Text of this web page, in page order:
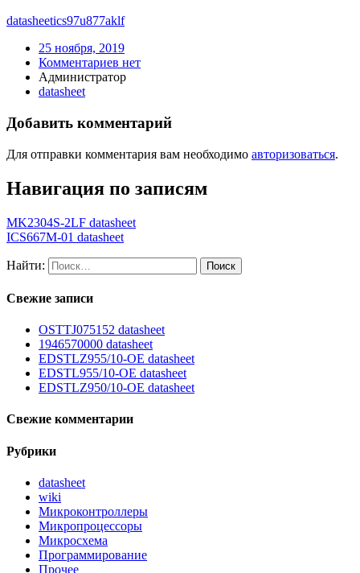
datasheetics97u877aklf
25 ноября, 2019
Комментариев нет
Администратор
datasheet
Добавить комментарий
Для отправки комментария вам необходимо авторизоваться.
Навигация по записям
MK2304S-2LF datasheet
ICS667M-01 datasheet
Найти:
Свежие записи
OSTTJ075152 datasheet
1946570000 datasheet
EDSTLZ955/10-OE datasheet
EDSTL955/10-OE datasheet
EDSTLZ950/10-OE datasheet
Свежие комментарии
Рубрики
datasheet
wiki
Микроконтроллеры
Микропроцессоры
Микросхема
Программирование
Прочее